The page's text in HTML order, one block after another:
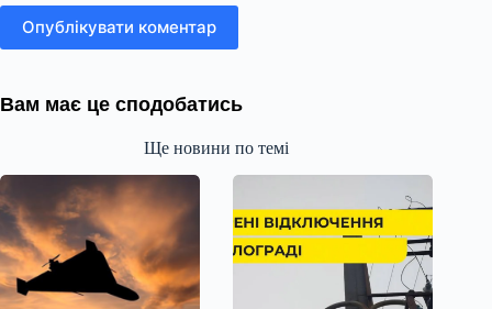
Опублікувати коментар
Вам має це сподобатись
Ще новини по темі